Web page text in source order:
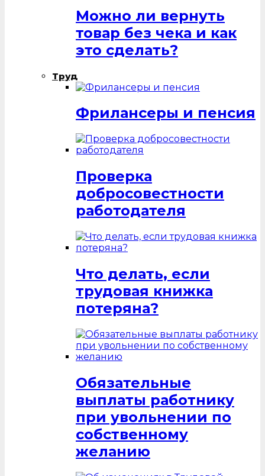
Можно ли вернуть
товар без чека и как
это сделать?
Труд
Фрилансеры и пенсия
Проверка
добросовестности
работодателя
Что делать, если
трудовая книжка
потеряна?
Обязательные
выплаты работнику
при увольнении по
собственному
желанию